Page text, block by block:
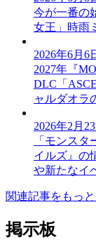
今が一番の
女王」時雨
2026年6月6
2027年『
DLC「
ャルダオラ
2026年2月
「モンス
イルズ』の
や新たなイ
関連記事をもっ
掲示板